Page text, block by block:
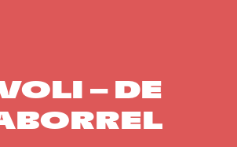
– DE